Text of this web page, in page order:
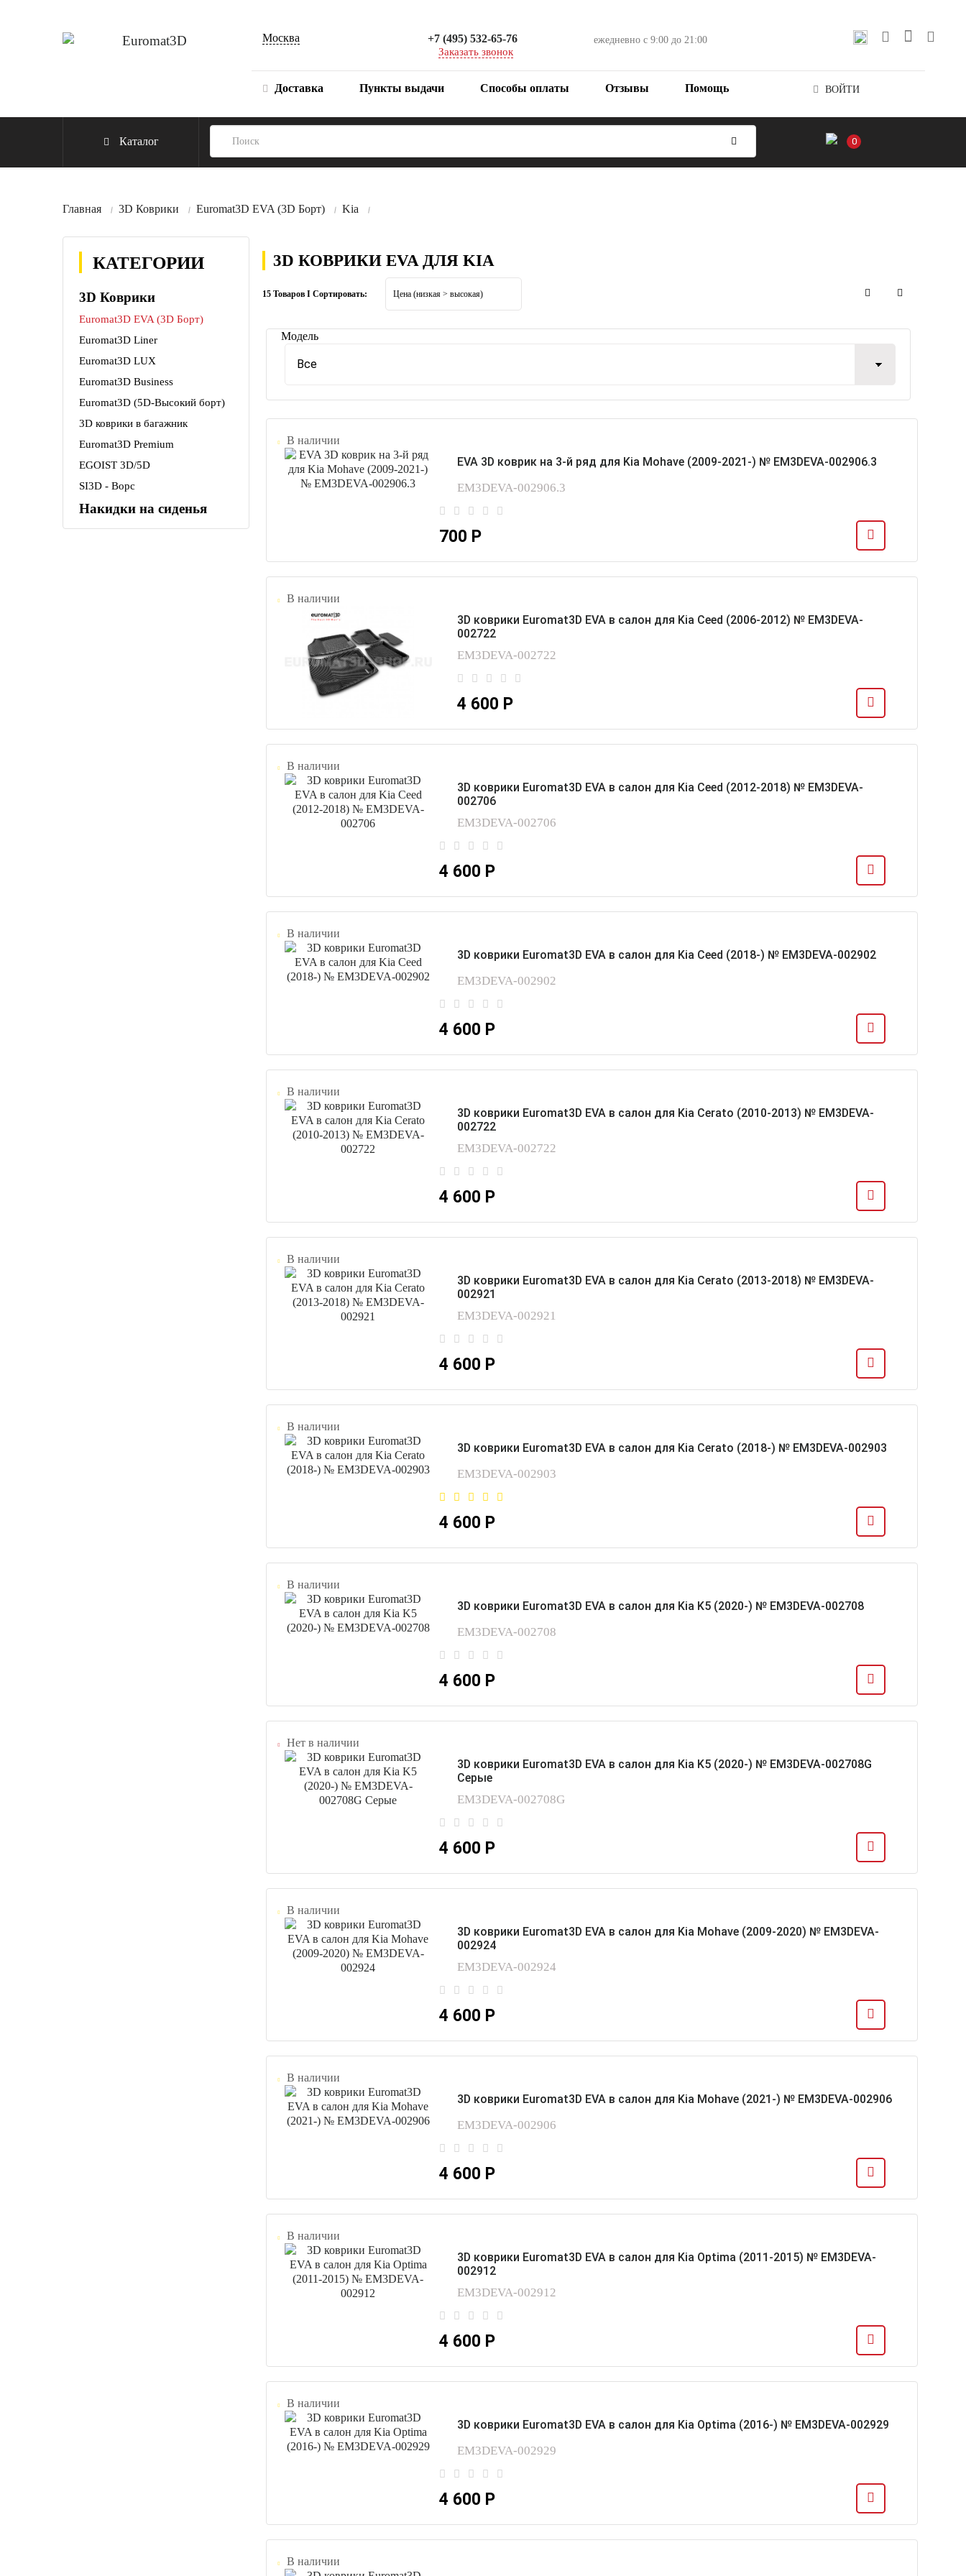
Москва +7 (495) 532-65-76
Заказать звонок
ежедневнос 9:00 до 21:00
Доставка Пункты выдачи Способы оплаты Отзывы Помощь ВОЙТИ
Каталог 0
Главная 3D Коврики Euromat3D EVA (3D Борт) Kia
КАТЕГОРИИ
3D Коврики
Euromat3D EVA (3D Борт)
Euromat3D Liner
Euromat3D LUX
Euromat3D Business
Euromat3D (5D-Высокий борт)
3D коврики в багажник
Euromat3D Premium
EGOIST 3D/5D
SI3D - Ворс
Накидки на сиденья
3D КОВРИКИ EVA ДЛЯ KIA
15 Товаров I Сортировать:
Модель
Все
В наличии
EVA 3D коврик на 3-й ряд для Kia Mohave (2009-2021-) № EM3DEVA-002906.3
EM3DEVA-002906.3
700 Р
В наличии
3D коврики Euromat3D EVA в салон для Kia Ceed (2006-2012) № EM3DEVA-
002722
EM3DEVA-002722
4 600 Р
В наличии
3D коврики Euromat3D EVA в салон для Kia Ceed (2012-2018) № EM3DEVA-
002706
EM3DEVA-002706
4 600 Р
В наличии
3D коврики Euromat3D EVA в салон для Kia Ceed (2018-) № EM3DEVA-002902
EM3DEVA-002902
4 600 Р
В наличии
3D коврики Euromat3D EVA в салон для Kia Cerato (2010-2013) № EM3DEVA-
002722
EM3DEVA-002722
4 600 Р
В наличии
3D коврики Euromat3D EVA в салон для Kia Cerato (2013-2018) № EM3DEVA-
002921
EM3DEVA-002921
4 600 Р
В наличии
3D коврики Euromat3D EVA в салон для Kia Cerato (2018-) № EM3DEVA-002903
EM3DEVA-002903
4 600 Р
В наличии
3D коврики Euromat3D EVA в салон для Kia K5 (2020-) № EM3DEVA-002708
EM3DEVA-002708
4 600 Р
Нет в наличии
3D коврики Euromat3D EVA в салон для Kia K5 (2020-) № EM3DEVA-002708G
Серые
EM3DEVA-002708G
4 600 Р
В наличии
3D коврики Euromat3D EVA в салон для Kia Mohave (2009-2020) № EM3DEVA-
002924
EM3DEVA-002924
4 600 Р
В наличии
3D коврики Euromat3D EVA в салон для Kia Mohave (2021-) № EM3DEVA-002906
EM3DEVA-002906
4 600 Р
В наличии
3D коврики Euromat3D EVA в салон для Kia Optima (2011-2015) № EM3DEVA-
002912
EM3DEVA-002912
4 600 Р
В наличии
3D коврики Euromat3D EVA в салон для Kia Optima (2016-) № EM3DEVA-002929
EM3DEVA-002929
4 600 Р
В наличии